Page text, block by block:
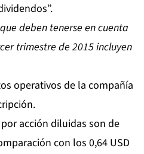
deben tenerse en cuenta
trimestre de 2015 incluyen
operativos de la compañía
acción diluidas son de
con los 0,64 USD